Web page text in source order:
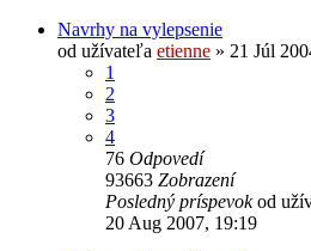
Navrhy na vylepsenie
od užívateľa etienne » 21 Júl
1
2
3
4
76 Odpovedí
93663 Zobrazení
Posledný príspevokod
20 Aug 2007, 19:19